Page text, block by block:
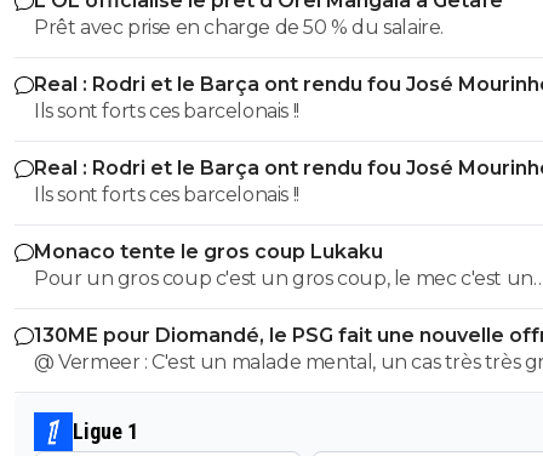
Prêt avec prise en charge de 50 % du salaire.
Real : Rodri et le Barça ont rendu fou José
Ils sont forts ces barcelonais !!
Real : Rodri et le Barça ont rendu fou José
Ils sont forts ces barcelonais !!
Monaco tente le gros coup Lukaku
Pour un gros coup c'est un gros coup, le mec c'est un
Sumotori !
130ME pour Diomandé, le PSG fait une nouvelle
@ Vermeer : C'est un malade mental, un cas très très
Beaucoup plus grave que l'autre porc sur maxi.
Ligue 1